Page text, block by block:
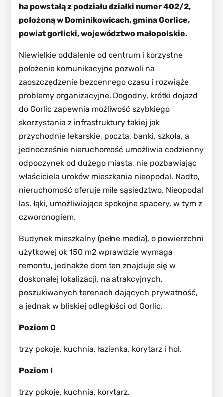
ha powstałą z podziału działki numer 402/2,
położoną w Dominikowicach, gmina Gorlice,
powiat gorlicki, województwo małopolskie.
Niewielkie oddalenie od centrum i korzystne
położenie komunikacyjne pozwoli na
zaoszczędzenie bezcennego czasu i rozwiąże
problemy organizacyjne. Dogodny, krótki dojazd
do Gorlic zapewnia możliwość szybkiego
skorzystania z infrastruktury takiej jak
przychodnie lekarskie, poczta, banki, szkoła, a
jednocześnie nieruchomość umożliwia codzienny
odpoczynek od dużego miasta, nie pozbawiając
właściciela uroków mieszkania nieopodal. Nadto,
nieruchomość oferuje miłe sąsiedztwo. Nieopodal
las, łąki, umożliwiające spokojne spacery, w tym z
czworonogiem.
Budynek mieszkalny (pełne media), o powierzchni
użytkowej ok 150 m2 wprawdzie wymaga
remontu, jednakże dom ten znajduje się w
doskonałej lokalizacji, na atrakcyjnych,
poszukiwanych terenach dających prywatność,
a jednak w bliskiej odległości od Gorlic.
Poziom 0
trzy pokoje, kuchnia, łazienka, korytarz i hol.
Poziom I
trzy pokoje, kuchnia, korytarz.